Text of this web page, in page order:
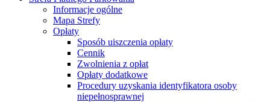
Informacje ogólne
Mapa Strefy
Opłaty
Sposób uiszczenia opłaty
Cennik
Zwolnienia z opłat
Opłaty dodatkowe
Procedury uzyskania identyfikatora osoby
niepełnosprawnej